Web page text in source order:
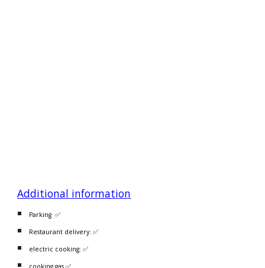
Additional information
Parking ✅
Restaurant delivery: ✅
electric cooking: ✅
cooking gas ✅